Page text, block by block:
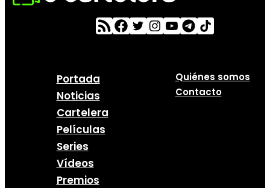
Portada
Noticias
Cartelera
Películas
Series
Vídeos
Premios
Quiénes somos
Contacto